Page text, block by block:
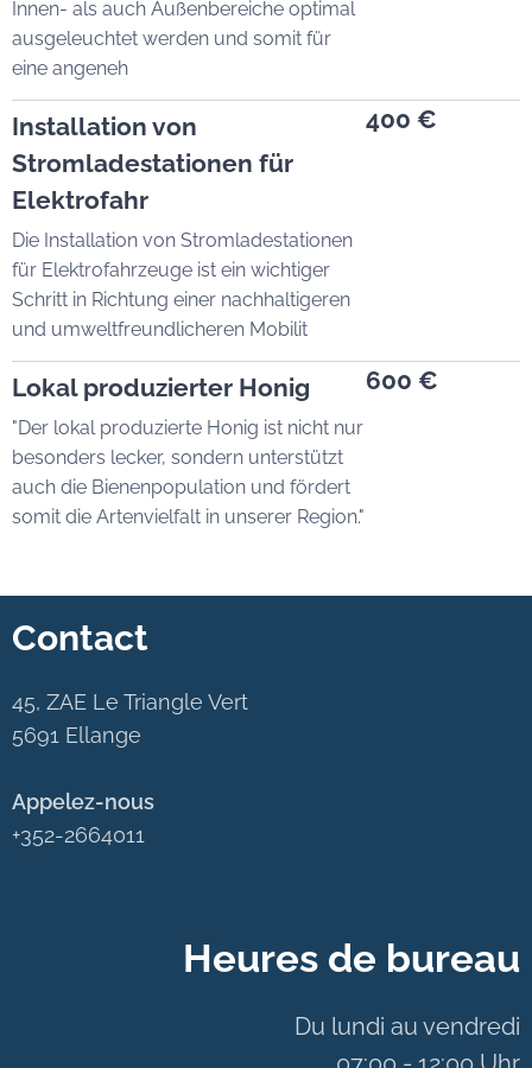
Innen- als auch Außenbereiche optimal
ausgeleuchtet werden und somit für
eine angeneh
Installation von
Stromladestationen für
Elektrofahr
Die Installation von Stromladestationen
für Elektrofahrzeuge ist ein wichtiger
Schritt in Richtung einer nachhaltigeren
und umweltfreundlicheren Mobilit
400 €
Lokal produzierter Honig
"Der lokal produzierte Honig ist nicht nur
besonders lecker, sondern unterstützt
auch die Bienenpopulation und fördert
somit die Artenvielfalt in unserer Region."
600 €
Contact
45, ZAE Le Triangle Vert
5691 Ellange
Appelez-nous
+352-2664011
Heures de bureau
Du lundi au vendredi